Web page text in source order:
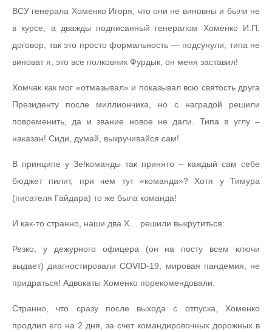
ВСУ генерала Хоменко Игоря, что они не виновны и были не
в курсе, а дважды подписанный генералом Хоменко И.П.
договор, так это просто формальность — подсунули, типа не
виноват я, это все полковник Фурдык, он меня заставил!
Хомчак как мог «отмазывал» и показывал всю святость друга
Президенту после миллиончика, но с наградой решили
повременить, да и звание новое не дали. Типа в углу –
наказан! Сиди, думай, выкручивайся сам!
В принципе у Зе!команды так принято – каждый сам себе
бюджет пилит, при чем тут «команда»? Хотя у Тимура
(писателя Гайдара) то же была команда!
И как-то странно, наши два Х… решили выкрутиться:
Резко, у дежурного офицера (он на посту всем ключи
выдает) диагностировали COVID-19, мировая пандемия, не
придраться! Адвокаты Хоменко порекомендовали.
Странно, что сразу после выхода с отпуска, Хоменко
продлил его на 2 дня, за счет командировочных дорожных в